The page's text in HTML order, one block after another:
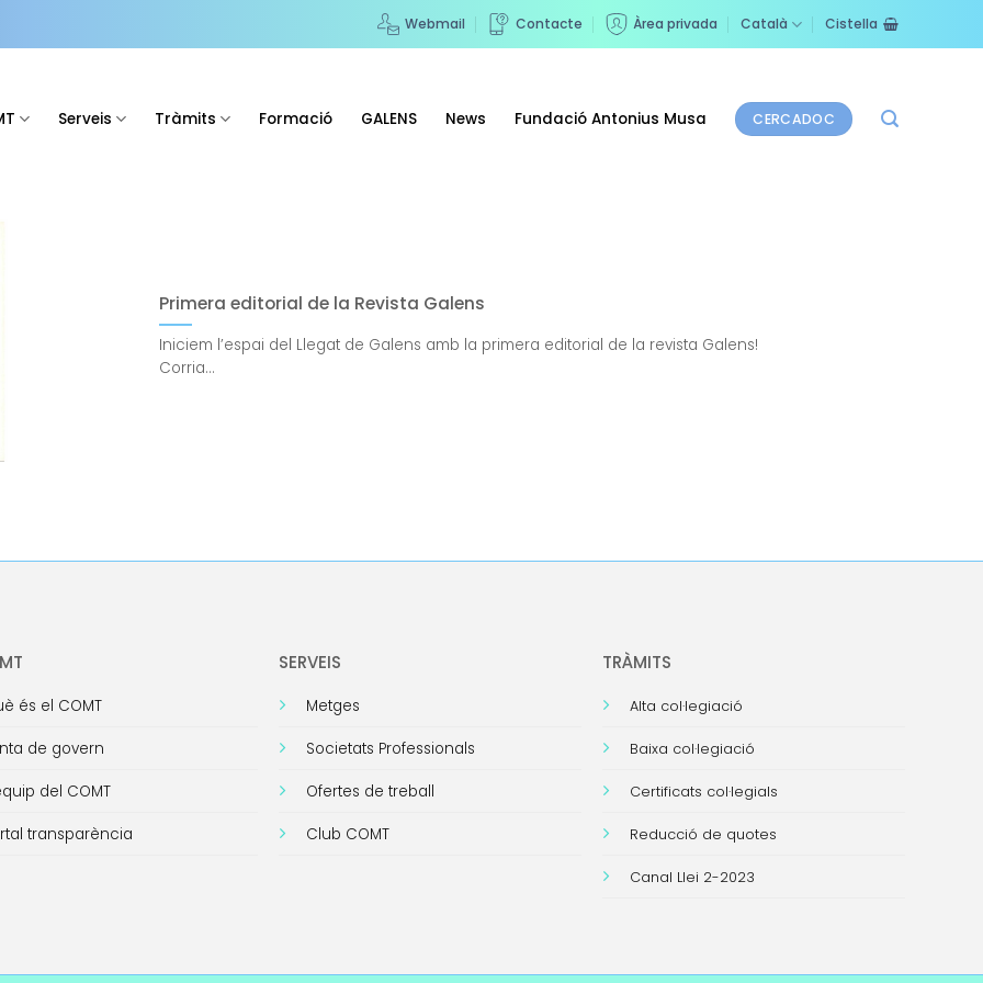
Webmail Contacte Àrea privada Català Cistella
Serveis Tràmits Formació GALENS News Fundació Antonius Musa CERCADOC
Primera editorial de la Revista Galens
Iniciem l’espai del Llegat de Galens amb la primera editorial de la revista Galens!
Corria...
és el COMT
de govern
del COMT
transparència
SERVEIS
Metges
Societats Professionals
Ofertes de treball
Club COMT
TRÀMITS
Alta col·legiació
Baixa col·legiació
Certificats col·legials
Reducció de quotes
Canal Llei 2-2023